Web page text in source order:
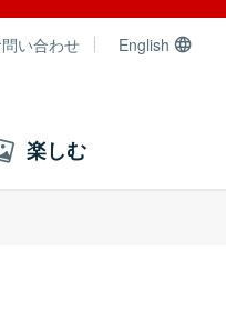
い合わせ English
楽しむ